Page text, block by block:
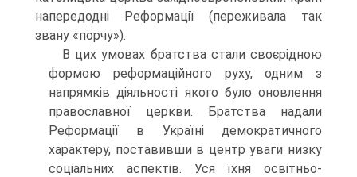
напередодні Реформації (переживала так
звану «порчу»).
В цих умовах братства стали своєрідною
формою реформаційного руху, одним з
напрямків діяльності якого було оновлення
православної церкви. Братства надали
Реформації в Україні демократичного
характеру, поставивши в центр уваги низку
соціальних аспектів. Уся їхня освітньо-